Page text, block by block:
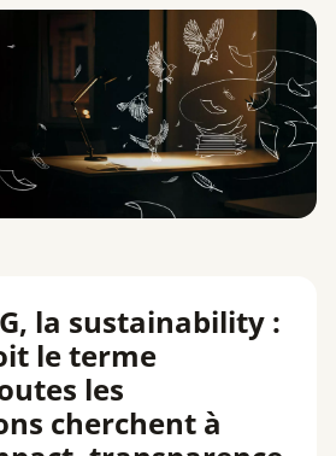
la sustainability :
le terme
les
cherchent à